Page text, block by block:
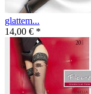
glattem...
14,00 € *